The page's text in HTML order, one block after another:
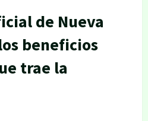
de Nueva
beneficios
trae la